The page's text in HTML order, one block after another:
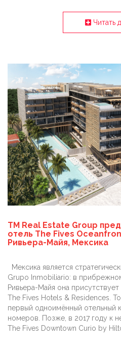
Читать
TM Real Estate Group
отель The Fives
Ривьера-Майя, Мексика
Мексика является
Grupo Inmobiliario: в
Ривьера-Майя она
The Fives Hotels & Residences.
первый одноимённый отельный
номеров. Позже, в 2017 году к
The Fives Downtown Curio by